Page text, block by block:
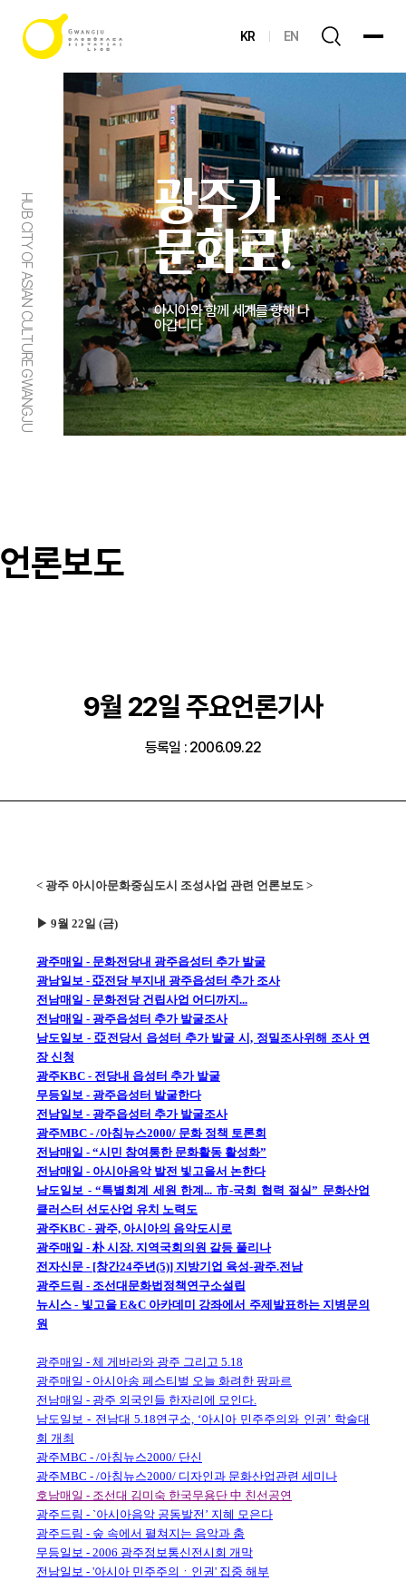
KR EN
HUB CITY OF ASIAN CULTURE GWANGJU
광주가
문화로!
아시아와 함께 세계를 향해 나
아갑니다
언론보도
9월 22일 주요언론기사
등록일 : 2006.09.22
< 광주 아시아문화중심도시 조성사업 관련 언론보도 >
▶ 9월 22일 (금)
광주매일 - 문화전당내 광주읍성터 추가 발굴
광남일보 - 亞전당 부지내 광주읍성터 추가 조사
전남매일 - 문화전당 건립사업 어디까지...
전남매일 - 광주읍성터 추가 발굴조사
남도일보 - 亞전당서 읍성터 추가 발굴 시, 정밀조사위해 조사 연
장 신청
광주KBC - 전당내 읍성터 추가 발굴
무등일보 - 광주읍성터 발굴한다
전남일보 - 광주읍성터 추가 발굴조사
광주MBC - /아침뉴스2000/ 문화 정책 토론회
전남매일 - “시민 참여통한 문화활동 활성화”
전남매일 - 아시아음악 발전 빛고을서 논한다
남도일보 - “특별회계 세원 한계... 市-국회 협력 절실” 문화산업
클러스터 선도산업 유치 노력도
광주KBC - 광주, 아시아의 음악도시로
광주매일 - 朴 시장. 지역국회의원 갈등 풀리나
전자신문 - [창간24주년(5)] 지방기업 육성-광주.전남
광주드림 - 조선대문화법정책연구소설립
뉴시스 - 빛고을 E&C 아카데미 강좌에서 주제발표하는 지병문의
원
광주매일 - 체 게바라와 광주 그리고 5.18
광주매일 - 아시아송 페스티벌 오늘 화려한 팡파르
전남매일 - 광주 외국인들 한자리에 모인다.
남도일보 - 전남대 5.18연구소, ‘아시아 민주주의와 인권’ 학술대
회 개최
광주MBC - /아침뉴스2000/ 단신
광주MBC - /아침뉴스2000/ 디자인과 문화산업관련 세미나
호남매일 - 조선대 김미숙 한국무용단 中 친선공연
광주드림 - `아시아음악 공동발전’ 지혜 모은다
광주드림 - 숲 속에서 펼쳐지는 음악과 춤
무등일보 - 2006 광주정보통신전시회 개막
전남일보 - '아시아 민주주의ㆍ인권' 집중 해부